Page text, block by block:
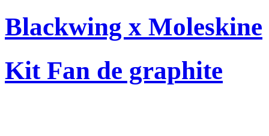
Blackwing x Moleskine
Kit Fan de graphite